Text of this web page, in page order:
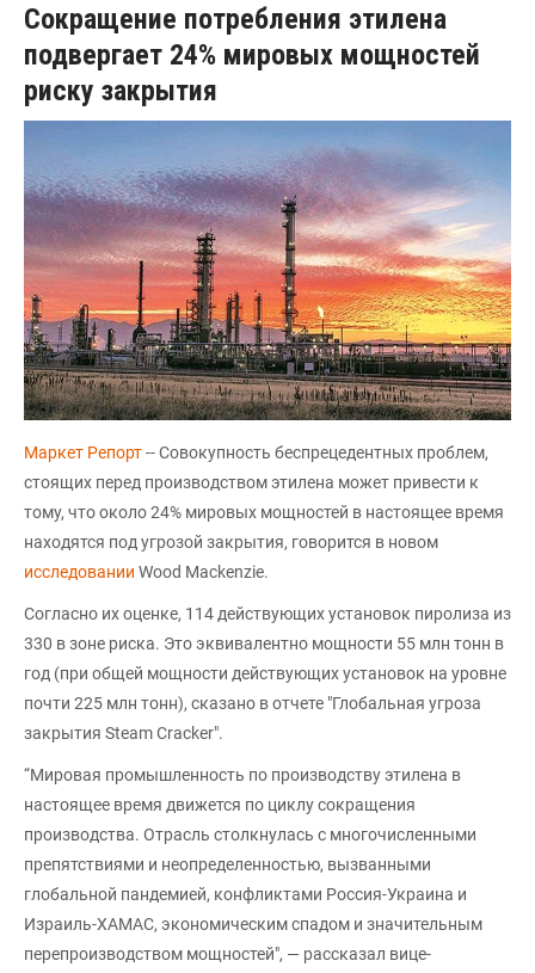
Сокращение потребления этилена
подвергает 24% мировых мощностей
риску закрытия
Маркет Репорт-- Совокупность беспрецедентных проблем,
стоящих перед производством этилена может привести к
тому, что около 24% мировых мощностей в настоящее время
находятся под угрозой закрытия, говорится в новом
исследовании Wood Mackenzie.
Согласно их оценке, 114 действующих установок пиролиза из
330 в зоне риска. Это эквивалентно мощности 55 млн тонн в
год (при общей мощности действующих установок на уровне
почти 225 млн тонн), сказано в отчете "Глобальная угроза
закрытия Steam Cracker".
“Мировая промышленность по производству этилена в
настоящее время движется по циклу сокращения
производства. Отрасль столкнулась с многочисленными
препятствиями и неопределенностью, вызванными
глобальной пандемией, конфликтами Россия-Украина и
Израиль-ХАМАС, экономическим спадом и значительным
перепроизводством мощностей", — рассказал вице-